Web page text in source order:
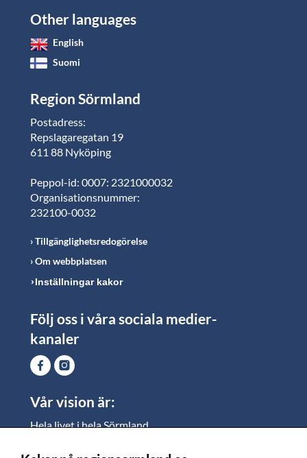
Other languages
English
Suomi
Region Sörmland
Postadress:
Repslagaregatan 19
611 88 Nyköping
Peppol-id: 0007: 2321000032
Organisationsnummer:
232100-0032
Tillgänglighetsredogörelse
Om webbplatsen
Inställningar kakor
Följ oss i våra sociala medier-
kanaler
Vår vision är:
Hela livet i hela Sörmland.
vi vill skapa jämlika möjligheter för både